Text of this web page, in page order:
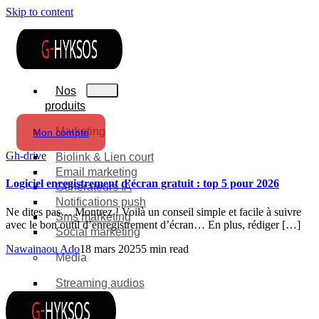
Skip to content
Nos
produits
Marketing
Biolink & Lien court
Email marketing
Générateurs IA
Notifications push
Sms marketing
Social marketing
Média
Streaming audios
Suite
Mon compte
Gh-drive
Logiciel enregistrement d’écran gratuit : top 5 pour 2026
Ne dites pas… Montrez ! Voilà un conseil simple et facile à suivre
avec le bon outil d’enregistrement d’écran… En plus, rédiger […]
Nawainaou Ado18 mars 20255 min read